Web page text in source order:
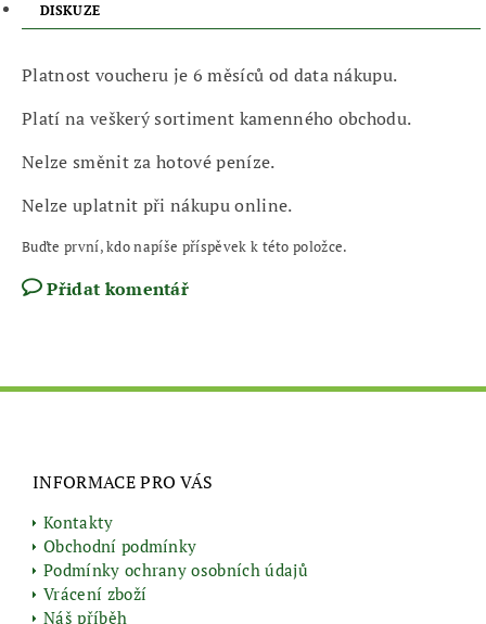
DISKUZE
Platnost voucheru je 6 měsíců od data nákupu.
Platí na veškerý sortiment kamenného obchodu.
Nelze směnit za hotové peníze.
Nelze uplatnit při nákupu online.
Buďte první, kdo napíše příspěvek k této položce.
Přidat komentář
INFORMACE PRO VÁS
Kontakty
Obchodní podmínky
Podmínky ochrany osobních údajů
Vrácení zboží
Náš příběh